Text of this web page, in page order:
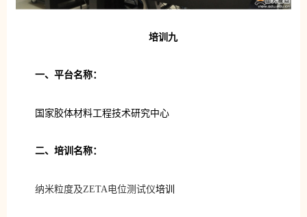
培训九
一、平台名称：
国家胶体材料工程技术研究中心
二、培训名称：
纳米粒度及ZETA电位测试仪培训